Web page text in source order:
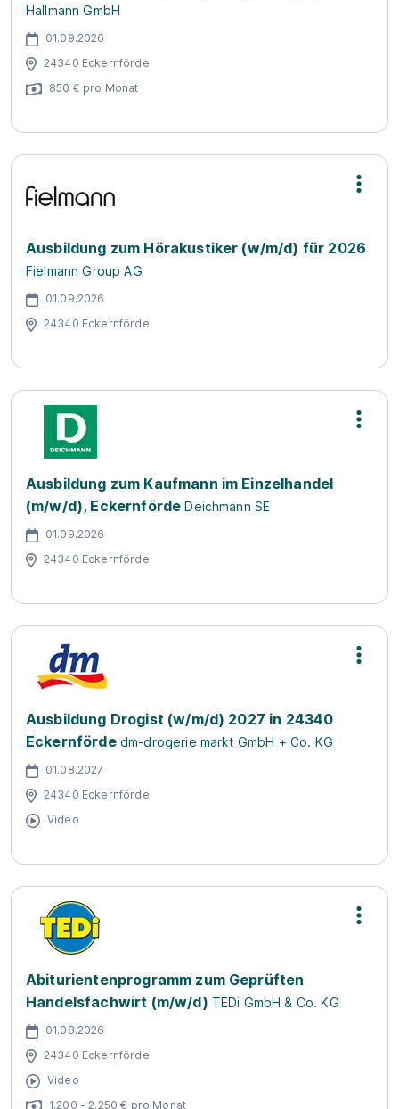
Hallmann GmbH
01.09.2026
24340 Eckernförde
850 € pro Monat
Ausbildung zum Hörakustiker (w/m/d) für 2026
Fielmann Group AG
01.09.2026
24340 Eckernförde
Ausbildung zum Kaufmann im Einzelhandel
(m/w/d), Eckernförde Deichmann SE
01.09.2026
24340 Eckernförde
Ausbildung Drogist (w/m/d) 2027 in 24340
Eckernförde dm-drogerie markt GmbH + Co. KG
01.08.2027
24340 Eckernförde
Video
Abiturientenprogramm zum Geprüften
Handelsfachwirt (m/w/d) TEDi GmbH & Co. KG
01.08.2026
24340 Eckernförde
Video
1.200 - 2.250 € pro Monat